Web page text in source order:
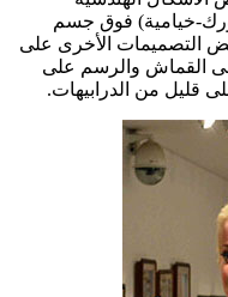
وورك-خيامية) فوق جسم
التصميمات الأخرى على
القماش والرسم على
قليل من الدرابيهات.